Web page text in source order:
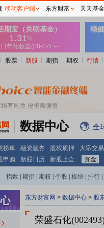
股票 新股 期指 期权 行情
数据中心 全
榜单 融资融券 股权质押 大宗交易
申购 新股日历 新股上会 资金
指数 期指 期权 个股 板块 排行
东方财富网 > 数据中心 > 股
荣盛石化
移动客户端 东方财富 天天基